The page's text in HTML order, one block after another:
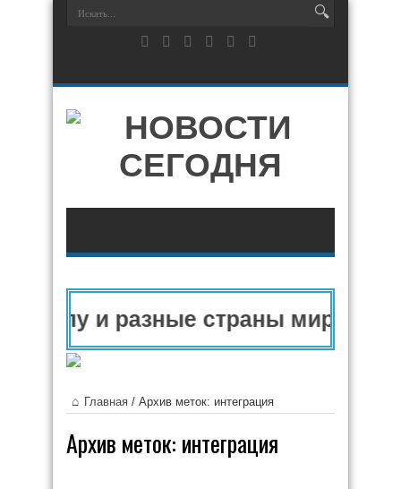
и разные страны мира в
Главная / Архив меток: интеграция
Архив меток: интеграция